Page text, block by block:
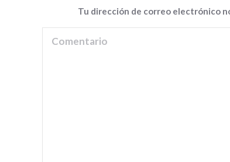
Tu dirección de correo electrónico
Comentario